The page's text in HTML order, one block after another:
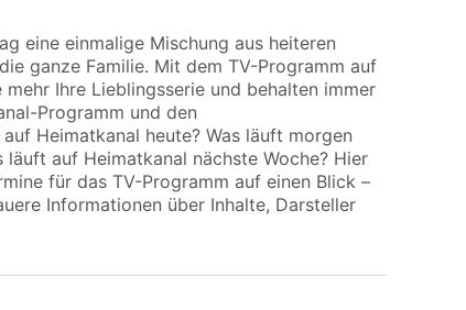
eine einmalige Mischung aus heiteren
ganze Familie. Mit dem TV-Programm auf
Ihre Lieblingsserie und behalten immer
Programm und den
Heimatkanal heute? Was läuft morgen
läuft auf Heimatkanal nächste Woche? Hier
für das TV-Programm auf einen Blick –
Informationen über Inhalte, Darsteller